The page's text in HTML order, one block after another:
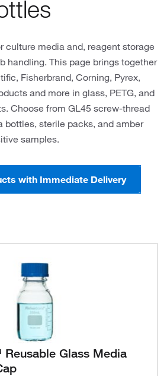
culture media and, reagent storage
handling. This page brings together
Fisherbrand, Corning, Pyrex,
and more in glass, PETG, and
Choose from GL45 screw-thread
bottles, sterile packs, and amber
samples.
with Immediate Delivery
Glass Media